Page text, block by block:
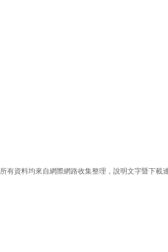
料均來自網際網路收集整理，說明文字暨下載